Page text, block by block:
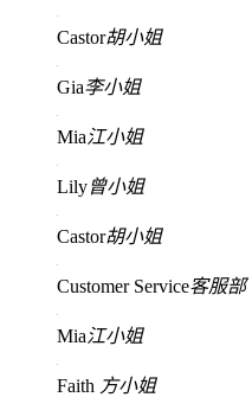
Castor胡小姐
Gia李小姐
Mia江小姐
Lily曾小姐
Castor胡小姐
Customer Service客服部
Mia江小姐
Faith 方小姐